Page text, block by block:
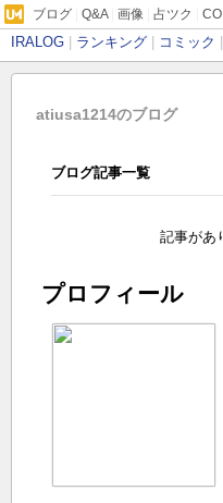
ブログ Q&A| 画像 占ツク
IRALOG ランキング コミック
atiusa1214のブログ
ブログ記事一覧
記事があ
プロフィール